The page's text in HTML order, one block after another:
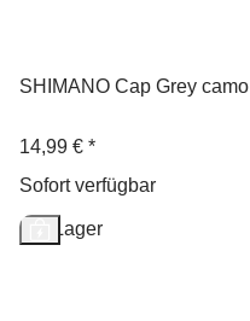
SHIMANO Cap Grey camo
14,99 € *
Sofort verfügbar
Auf Lager